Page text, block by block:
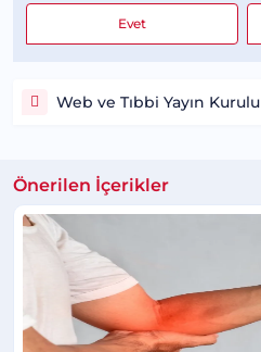
Evet
Web ve Tıbbi Yayın Kurulu
Önerilen İçerikler